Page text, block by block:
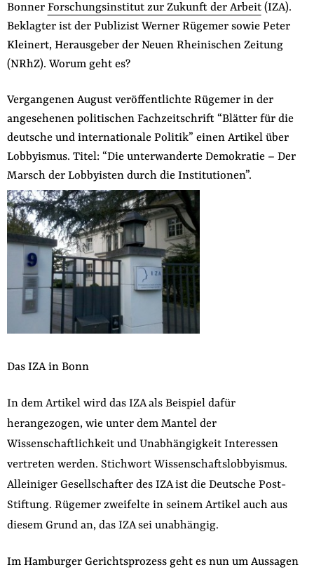
Newsletter
Appelle unterzeichnen
Suche
auf
der
Website
Folge Uns
FacebookMastodon
BlueskyInstagramYoutube
Bonner Forschungsinstitut zur Zukunft der Arbeit(IZA).
Beklagter ist der Publizist Werner Rügemer sowie Peter
Kleinert, Herausgeber der Neuen Rheinischen Zeitung
(NRhZ). Worum geht es?
Vergangenen August veröffentlichte Rügemer in der
angesehenen politischen Fachzeitschrift “Blätter für die
deutsche und internationale Politik” einen Artikel über
Lobbyismus. Titel: “Die unterwanderte Demokratie – Der
Marsch der Lobbyisten durch die Institutionen”.
Das IZA in Bonn
In dem Artikel wird das IZA als Beispiel dafür
herangezogen, wie unter dem Mantel der
Wissenschaftlichkeit und Unabhängigkeit Interessen
vertreten werden. Stichwort Wissenschaftslobbyismus.
Alleiniger Gesellschafter des IZA ist die Deutsche Post-
Stiftung. Rügemer zweifelte in seinem Artikel auch aus
diesem Grund an, das IZA sei unabhängig.
Im Hamburger Gerichtsprozess geht es nun um Aussagen